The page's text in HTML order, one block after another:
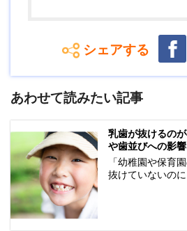
シェアする
あわせて読みたい記事
乳歯が抜けるの
や歯並びへの影響
「幼稚園や保育
抜けていないの